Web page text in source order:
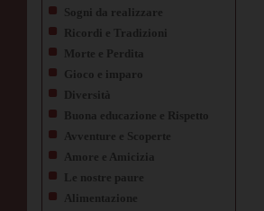
Sogni da realizzare
Ricordi e Tradizioni
Morte e Perdita
Gioco e imparo
Diversità
Buona educazione e Rispetto
Avventure e Scoperte
Amore e Amicizia
Le nostre paure
Alimentazione